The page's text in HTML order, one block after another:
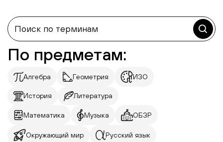
По предметам:
Алгебра Геометрия ИЗО
История Литература
Математика Музыка ОБЗР
Окружающий мир Русский язык